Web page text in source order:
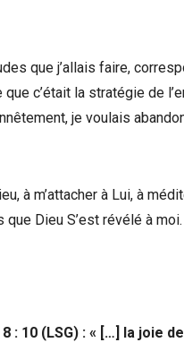
que j’allais faire,
c’était la stratégie de
je voulais
à m’attacher à Lui, à
Dieu S’est révélé à moi.
: 10 (LSG) : « […] la joie